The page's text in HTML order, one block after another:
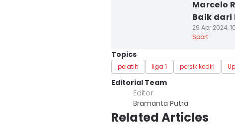
Marcelo
Baik dari
29 Apr 2024,
Sport
Topics
pelatih liga 1 persik kediri
Editorial Team
Editor
Bramanta Putra
Related Articles